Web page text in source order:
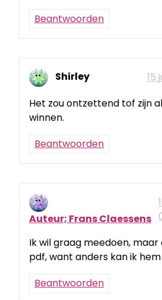
Beantwoorden
Shirley
15
Het zou ontzettend tof zijn
winnen.
Beantwoorden
Auteur; Frans Claessens
Ik wil graag meedoen, maar
pdf, want anders kan ik
Beantwoorden